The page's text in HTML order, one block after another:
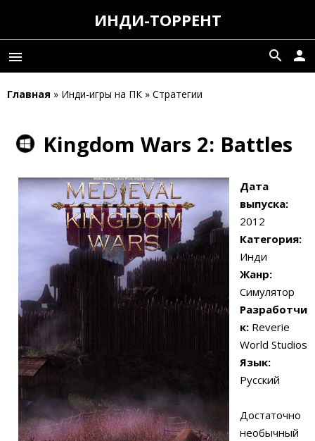
ИНДИ-ТОРРЕНТ
menu person
search
Главная » Инди-игры на ПК » Стратегии
Kingdom Wars 2: Battles
Дата
выпуска:
2012
Категория:
Инди
Жанр:
Симулятор
Разработчи
к: Reverie
World Studios
Язык:
Русский
Достаточно
необычный